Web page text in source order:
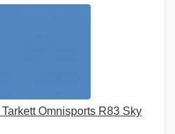
Omnisports R83 Sky